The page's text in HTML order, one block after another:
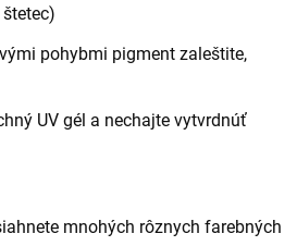
pohybmi pigment zaleštite,
UV gél a nechajte vytvrdnúť
mnohých rôznych farebných